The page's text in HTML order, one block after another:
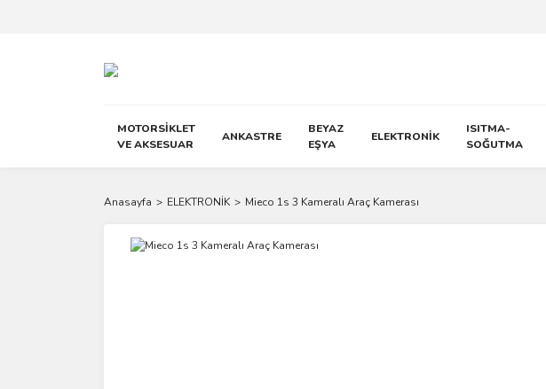
MOTORSİKLET
VE AKSESUAR
ANKASTRE
BEYAZ
EŞYA
ELEKTRONİK
ISITMA-
SOĞUTMA
Anasayfa ELEKTRONİK Mieco 1s 3 Kameralı Araç Kamerası